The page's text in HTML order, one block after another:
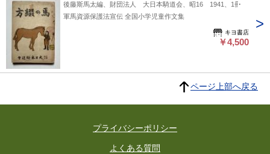
後藤斯馬太編、財団法人 大日本騎道会、昭16 1941、1冊
軍馬資源保護法宣伝 全国小学児童作文集
キヨ書店
￥4,500
ページ上部へ戻る
プライバシーポリシー
よくある質問